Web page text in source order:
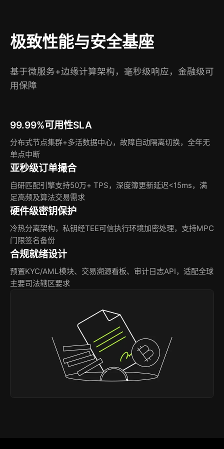
极致性能与安全基座
基于微服务+边缘计算架构，毫秒级响应，金融级可
用保障
99.99%可用性SLA
分布式节点集群+多活数据中心，故障自动隔离切换，全年无
单点中断
亚秒级订单撮合
自研匹配引擎支持50万+ TPS，深度簿更新延迟<15ms，满
足高频及算法交易需求
硬件级密钥保护
冷热分离架构，私钥经TEE可信执行环境加密处理，支持MPC
门限签名备份
合规就绪设计
预置KYC/AML模块、交易溯源看板、审计日志API，适配全球
主要司法辖区要求